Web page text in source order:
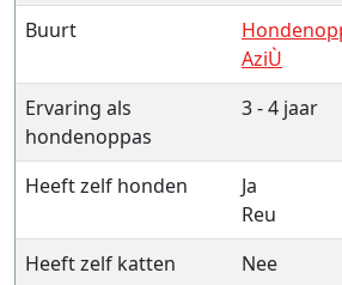
Buurt
AziÙ
Ervaring als
hondenoppas
3 - 4 jaar
Heeft zelf honden
Ja
Reu
Heeft zelf katten
Nee